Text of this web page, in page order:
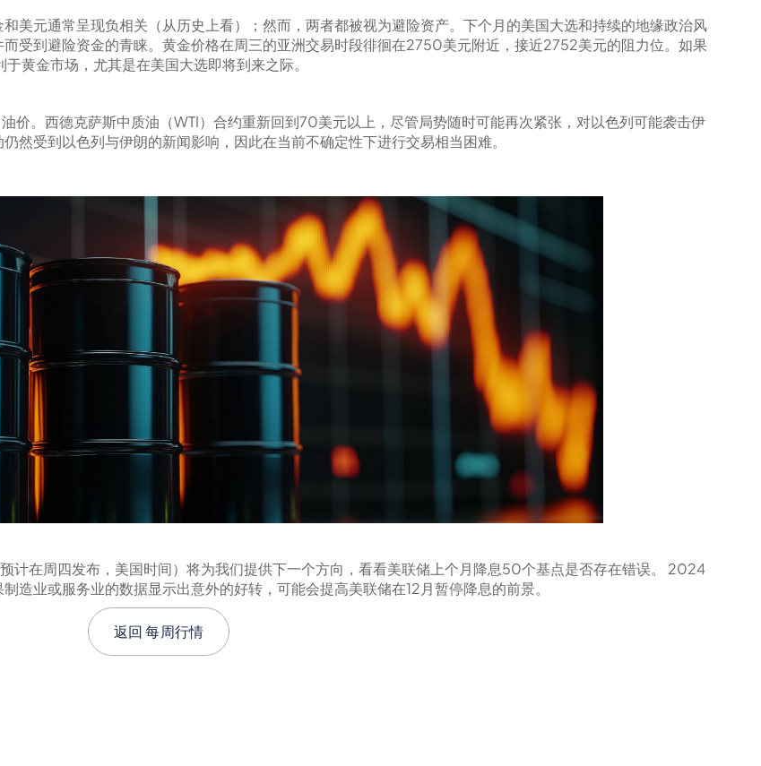
美元通常呈现负相关（从历史上看）；然而，两者都被视为避险资产。下个月的美国大选和持续的地缘政治风
受到避险资金的青睐。黄金价格在周三的亚洲交易时段徘徊在2750美元附近，接近2752美元的阻力位。如果
黄金市场，尤其是在美国大选即将到来之际。
价。西德克萨斯中质油（WTI）合约重新回到70美元以上，尽管局势随时可能再次紧张，对以色列可能袭击伊
然受到以色列与伊朗的新闻影响，因此在当前不确定性下进行交易相当困难。
计在周四发布，美国时间）将为我们提供下一个方向，看看美联储上个月降息50个基点是否存在错误。 2024
造业或服务业的数据显示出意外的好转，可能会提高美联储在12月暂停降息的前景。
返回每周行情